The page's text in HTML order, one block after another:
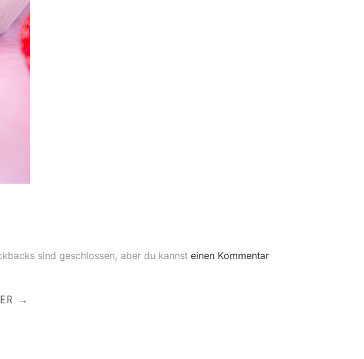
sind geschlossen, aber du kannst einen Kommentar
→